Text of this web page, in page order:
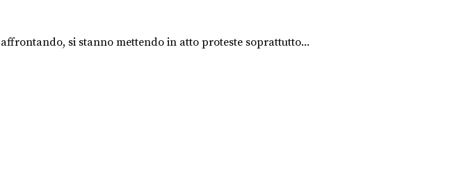
si stanno mettendo in atto proteste soprattutto...